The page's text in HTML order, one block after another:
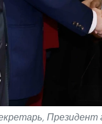
Президент